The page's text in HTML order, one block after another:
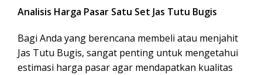
Analisis Harga Pasar Satu Set Jas Tutu Bugis
Bagi Anda yang berencana membeli atau menjahit
Jas Tutu Bugis, sangat penting untuk mengetahui
estimasi harga pasar agar mendapatkan kualitas